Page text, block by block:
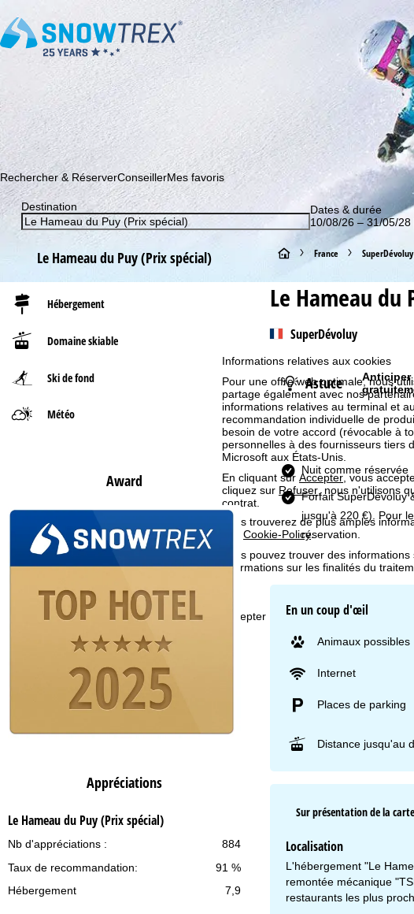
Informations relatives aux cookies
Pour une offre web optimale, nous
partage également avec nos
informations relatives au terminal et
recommandation individuelle de
besoin de votre accord (révocable à
personnelles à des fournisseurs tiers
Microsoft aux États-Unis.
En cliquant sur Accepter, vous
cliquez sur Refuser, nous n'utilisons
contrat.
Vous trouverez de plus amples
Cookie-Policy.
Vous pouvez trouver des
informations sur les finalités du
Accepter
Abonnez-vous à notre newsletter et soyez le premier à découvrir nos
Rechercher & RéserverConseillerMes favoris
Destination
Dates & durée
10/08/26 – 31/05/28
Le Hameau du Puy (Prix spécial)
Hébergement
Domaine skiable
Ski de fond
Météo
Award
Appréciations
Le Hameau du Puy (Prix spécial)
884
Nb d'appréciations :
91 %
Taux de recommandation:
Hébergement
7,9
P
a
d
'
a
c
u
e
i
l
France SuperDévoluy
Le Hameau du
SuperDévoluy
Astuce Anticiper
Nuit comme réservée
Forfait SuperDévoluy
jusqu'à 220 €). Pour
réservation.
En un coup d'œil
Animaux possibles
Internet
Places de parking
Distance jusqu'au
Sur présentation de la carte
Localisation
L'hébergement "Le
remontée mécanique
restaurants les plus